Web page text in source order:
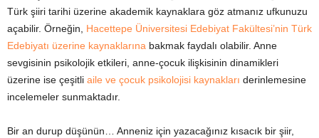
Türk şiiri tarihi üzerine akademik kaynaklara göz atmanız ufkunuzu
açabilir. Örneğin, Hacettepe Üniversitesi Edebiyat Fakültesi’nin Türk
Edebiyatı üzerine kaynaklarına bakmak faydalı olabilir. Anne
sevgisinin psikolojik etkileri, anne-çocuk ilişkisinin dinamikleri
üzerine ise çeşitli aile ve çocuk psikolojisi kaynakları derinlemesine
incelemeler sunmaktadır.
Bir an durup düşünün… Anneniz için yazacağınız kısacık bir şiir,